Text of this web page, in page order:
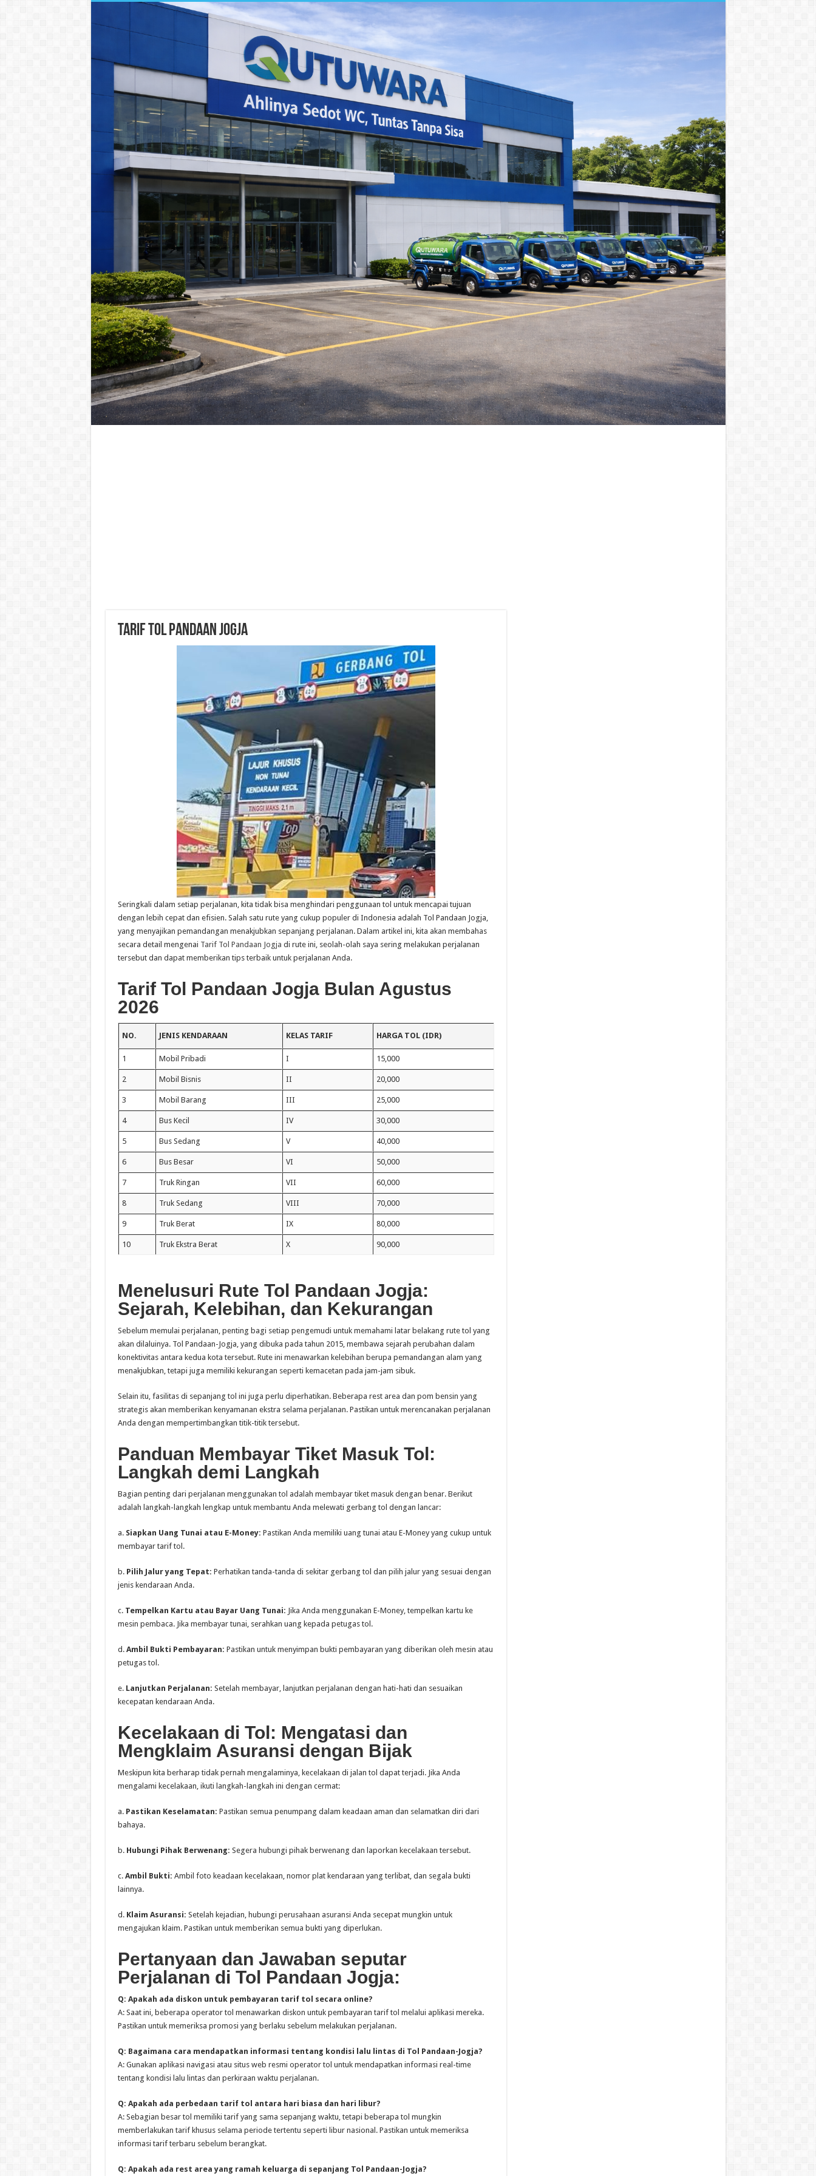
Tarif Tol Pandaan Jogja
Seringkali dalam setiap perjalanan, kita tidak bisa menghindari penggunaan tol untuk mencapai tujuan
dengan lebih cepat dan efisien. Salah satu rute yang cukup populer di Indonesia adalah Tol Pandaan Jogja,
yang menyajikan pemandangan menakjubkan sepanjang perjalanan. Dalam artikel ini, kita akan membahas
secara detail mengenai Tarif Tol Pandaan Jogja di rute ini, seolah-olah saya sering melakukan perjalanan
tersebut dan dapat memberikan tips terbaik untuk perjalanan Anda.
Tarif Tol Pandaan Jogja Bulan Agustus
2026
NO. JENIS KENDARAAN KELAS TARIF HARGA TOL (IDR)
1 Mobil Pribadi I 15,000
2 Mobil Bisnis II 20,000
3 Mobil Barang III 25,000
4 Bus Kecil IV 30,000
5 Bus Sedang V 40,000
6 Bus Besar VI 50,000
7 Truk Ringan VII 60,000
8 Truk Sedang VIII 70,000
9 Truk Berat IX 80,000
10 Truk Ekstra Berat X 90,000
Menelusuri Rute Tol Pandaan Jogja:
Sejarah, Kelebihan, dan Kekurangan
Sebelum memulai perjalanan, penting bagi setiap pengemudi untuk memahami latar belakang rute tol yang
akan dilaluinya. Tol Pandaan-Jogja, yang dibuka pada tahun 2015, membawa sejarah perubahan dalam
konektivitas antara kedua kota tersebut. Rute ini menawarkan kelebihan berupa pemandangan alam yang
menakjubkan, tetapi juga memiliki kekurangan seperti kemacetan pada jam-jam sibuk.
Selain itu, fasilitas di sepanjang tol ini juga perlu diperhatikan. Beberapa rest area dan pom bensin yang
strategis akan memberikan kenyamanan ekstra selama perjalanan. Pastikan untuk merencanakan perjalanan
Anda dengan mempertimbangkan titik-titik tersebut.
Panduan Membayar Tiket Masuk Tol:
Langkah demi Langkah
Bagian penting dari perjalanan menggunakan tol adalah membayar tiket masuk dengan benar. Berikut
adalah langkah-langkah lengkap untuk membantu Anda melewati gerbang tol dengan lancar:
a. Siapkan Uang Tunai atau E-Money: Pastikan Anda memiliki uang tunai atau E-Money yang cukup untuk
membayar tarif tol.
b. Pilih Jalur yang Tepat: Perhatikan tanda-tanda di sekitar gerbang tol dan pilih jalur yang sesuai dengan
jenis kendaraan Anda.
c. Tempelkan Kartu atau Bayar Uang Tunai: Jika Anda menggunakan E-Money, tempelkan kartu ke
mesin pembaca. Jika membayar tunai, serahkan uang kepada petugas tol.
d. Ambil Bukti Pembayaran: Pastikan untuk menyimpan bukti pembayaran yang diberikan oleh mesin atau
petugas tol.
e. Lanjutkan Perjalanan: Setelah membayar, lanjutkan perjalanan dengan hati-hati dan sesuaikan
kecepatan kendaraan Anda.
Kecelakaan di Tol: Mengatasi dan
Mengklaim Asuransi dengan Bijak
Meskipun kita berharap tidak pernah mengalaminya, kecelakaan di jalan tol dapat terjadi. Jika Anda
mengalami kecelakaan, ikuti langkah-langkah ini dengan cermat:
a. Pastikan Keselamatan: Pastikan semua penumpang dalam keadaan aman dan selamatkan diri dari
bahaya.
b. Hubungi Pihak Berwenang: Segera hubungi pihak berwenang dan laporkan kecelakaan tersebut.
c. Ambil Bukti: Ambil foto keadaan kecelakaan, nomor plat kendaraan yang terlibat, dan segala bukti
lainnya.
d. Klaim Asuransi: Setelah kejadian, hubungi perusahaan asuransi Anda secepat mungkin untuk
mengajukan klaim. Pastikan untuk memberikan semua bukti yang diperlukan.
Pertanyaan dan Jawaban seputar
Perjalanan di Tol Pandaan Jogja:
Q: Apakah ada diskon untuk pembayaran tarif tol secara online?
A: Saat ini, beberapa operator tol menawarkan diskon untuk pembayaran tarif tol melalui aplikasi mereka.
Pastikan untuk memeriksa promosi yang berlaku sebelum melakukan perjalanan.
Q: Bagaimana cara mendapatkan informasi tentang kondisi lalu lintas di Tol Pandaan-Jogja?
A: Gunakan aplikasi navigasi atau situs web resmi operator tol untuk mendapatkan informasi real-time
tentang kondisi lalu lintas dan perkiraan waktu perjalanan.
Q: Apakah ada perbedaan tarif tol antara hari biasa dan hari libur?
A: Sebagian besar tol memiliki tarif yang sama sepanjang waktu, tetapi beberapa tol mungkin
memberlakukan tarif khusus selama periode tertentu seperti libur nasional. Pastikan untuk memeriksa
informasi tarif terbaru sebelum berangkat.
Q: Apakah ada rest area yang ramah keluarga di sepanjang Tol Pandaan-Jogja?